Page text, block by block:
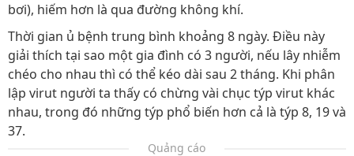
bơi), hiếm hơn là qua đường không khí.
Thời gian ủ bệnh trung bình khoảng 8 ngày. Điều này
giải thích tại sao một gia đình có 3 người, nếu lây nhiễm
chéo cho nhau thì có thể kéo dài sau 2 tháng. Khi phân
lập virut người ta thấy có chừng vài chục týp virut khác
nhau, trong đó những týp phổ biến hơn cả là týp 8, 19 và
37.
Quảng cáo